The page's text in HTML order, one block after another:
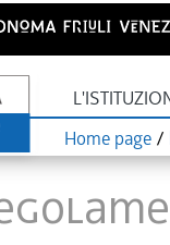
Home page /